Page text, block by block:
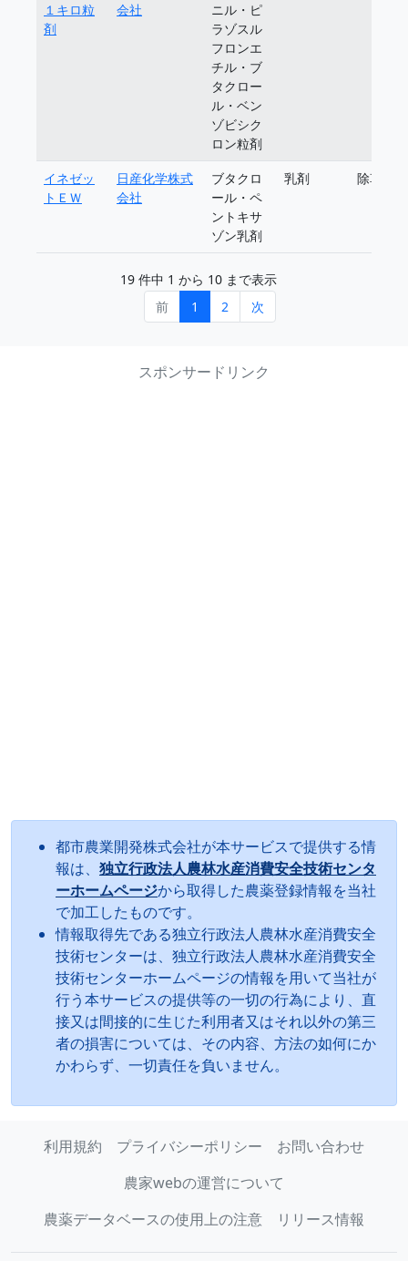
１キロ粒
剤
会社
ニル・ピ
ラゾスル
フロンエ
チル・ブ
タクロー
ル・ベン
ゾビシク
ロン粒剤
イネゼッ
トＥＷ
日産化学株式
会社
ブタクロ
ール・ペ
ントキサ
ゾン乳剤
乳剤 除草剤
19 件中 1 から 10 まで表示
前
1 2 次
スポンサードリンク
都市農業開発株式会社が本サービスで提供する情
報は、 独立行政法人農林水産消費安全技術センタ
ーホームページから取得した農薬登録情報を当社
で加工したものです。
情報取得先である独立行政法人農林水産消費安全
技術センターは、独立行政法人農林水産消費安全
技術センターホームページの情報を用いて当社が
行う本サービスの提供等の一切の行為により、直
接又は間接的に生じた利用者又はそれ以外の第三
者の損害については、その内容、方法の如何にか
かわらず、一切責任を負いません。
利用規約 プライバシーポリシー
お問い合わせ
農家webの運営について
農薬データベースの使用上の注意
リリース情報